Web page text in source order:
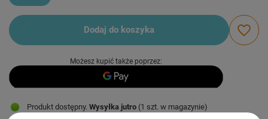
Dodaj do koszyka
Możesz kupić także poprzez:
Produkt dostępny Wysyłka jutro (1 szt. w magazynie)